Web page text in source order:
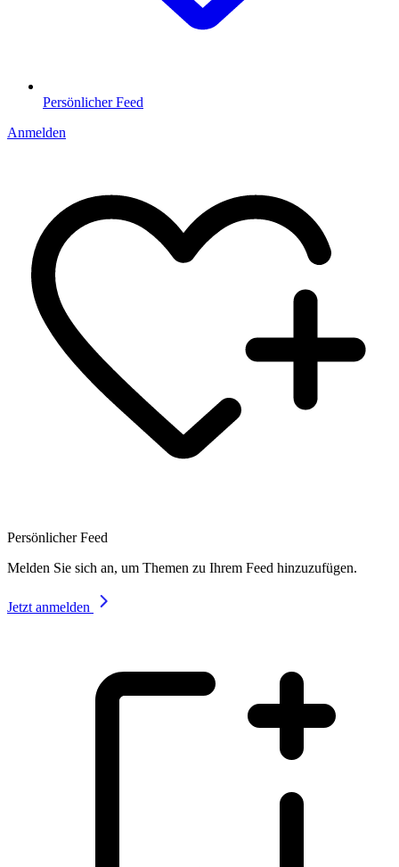
Persönlicher Feed
Anmelden
Persönlicher Feed
Melden Sie sich an, um Themen zu Ihrem Feed hinzuzufügen.
Jetzt anmelden